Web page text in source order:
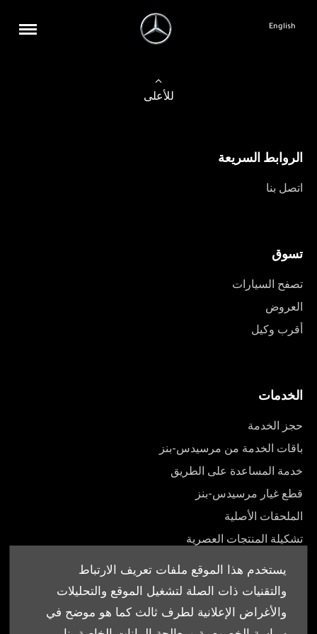
يستخدم هذا الموقع ملفات تعريف الارتباط
والتقنيات ذات الصلة لتشغيل الموقع والتحليلات
والأغراض الإعلانية لطرف ثالث كما هو موضح في
English
للأعلى
الروابط السريعة
اتصل بنا
تسوق
تصفح السيارات
العروض
أقرب وكيل
الخدمات
حجز الخدمة
باقات الخدمة من مرسيدس-بنز
خدمة المساعدة على الطريق
قطع غيار مرسيدس-بنز
الملحقات الأصلية
تشكيلة المنتجات العصرية